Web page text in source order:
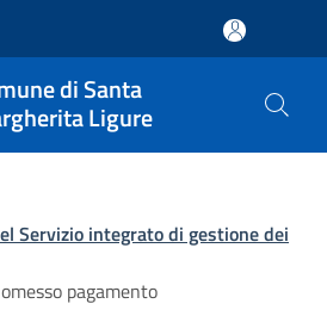
di Santa
Ligure
Servizio integrato di gestione dei
pagamento